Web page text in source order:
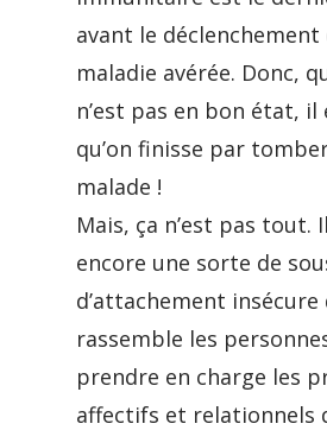
avant le déclenchement
maladie avérée. Donc,
n’est pas en bon état,
qu’on finisse par
malade !
Mais, ça n’est pas tout.
encore une sorte de
d’attachement insécure
rassemble les
prendre en charge les
affectifs et relationnels